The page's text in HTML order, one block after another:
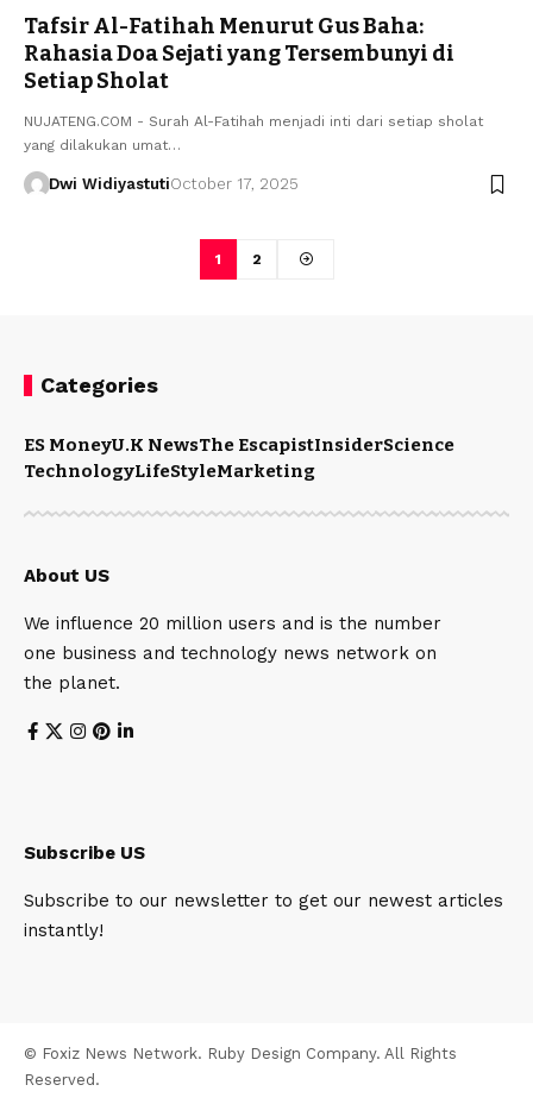
Tafsir Al-Fatihah Menurut Gus Baha:
Rahasia Doa Sejati yang Tersembunyi di
Setiap Sholat
NUJATENG.COM - Surah Al-Fatihah menjadi inti dari setiap sholat
yang dilakukan umat…
Dwi WidiyastutiOctober 17, 2025
1 2
Categories
ES MoneyU.K NewsThe EscapistInsiderScience
TechnologyLifeStyleMarketing
About US
We influence 20 million users and is the number
one business and technology news network on
the planet.
Subscribe US
Subscribe to our newsletter to get our newest articles
instantly!
© Foxiz News Network. Ruby Design Company. All Rights
Reserved.